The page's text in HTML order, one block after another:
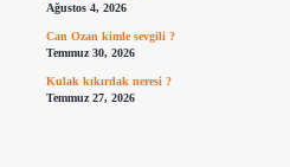
Ağustos 4, 2026
Can Ozan kimle sevgili ?
Temmuz 30, 2026
Kulak kıkırdak neresi ?
Temmuz 27, 2026